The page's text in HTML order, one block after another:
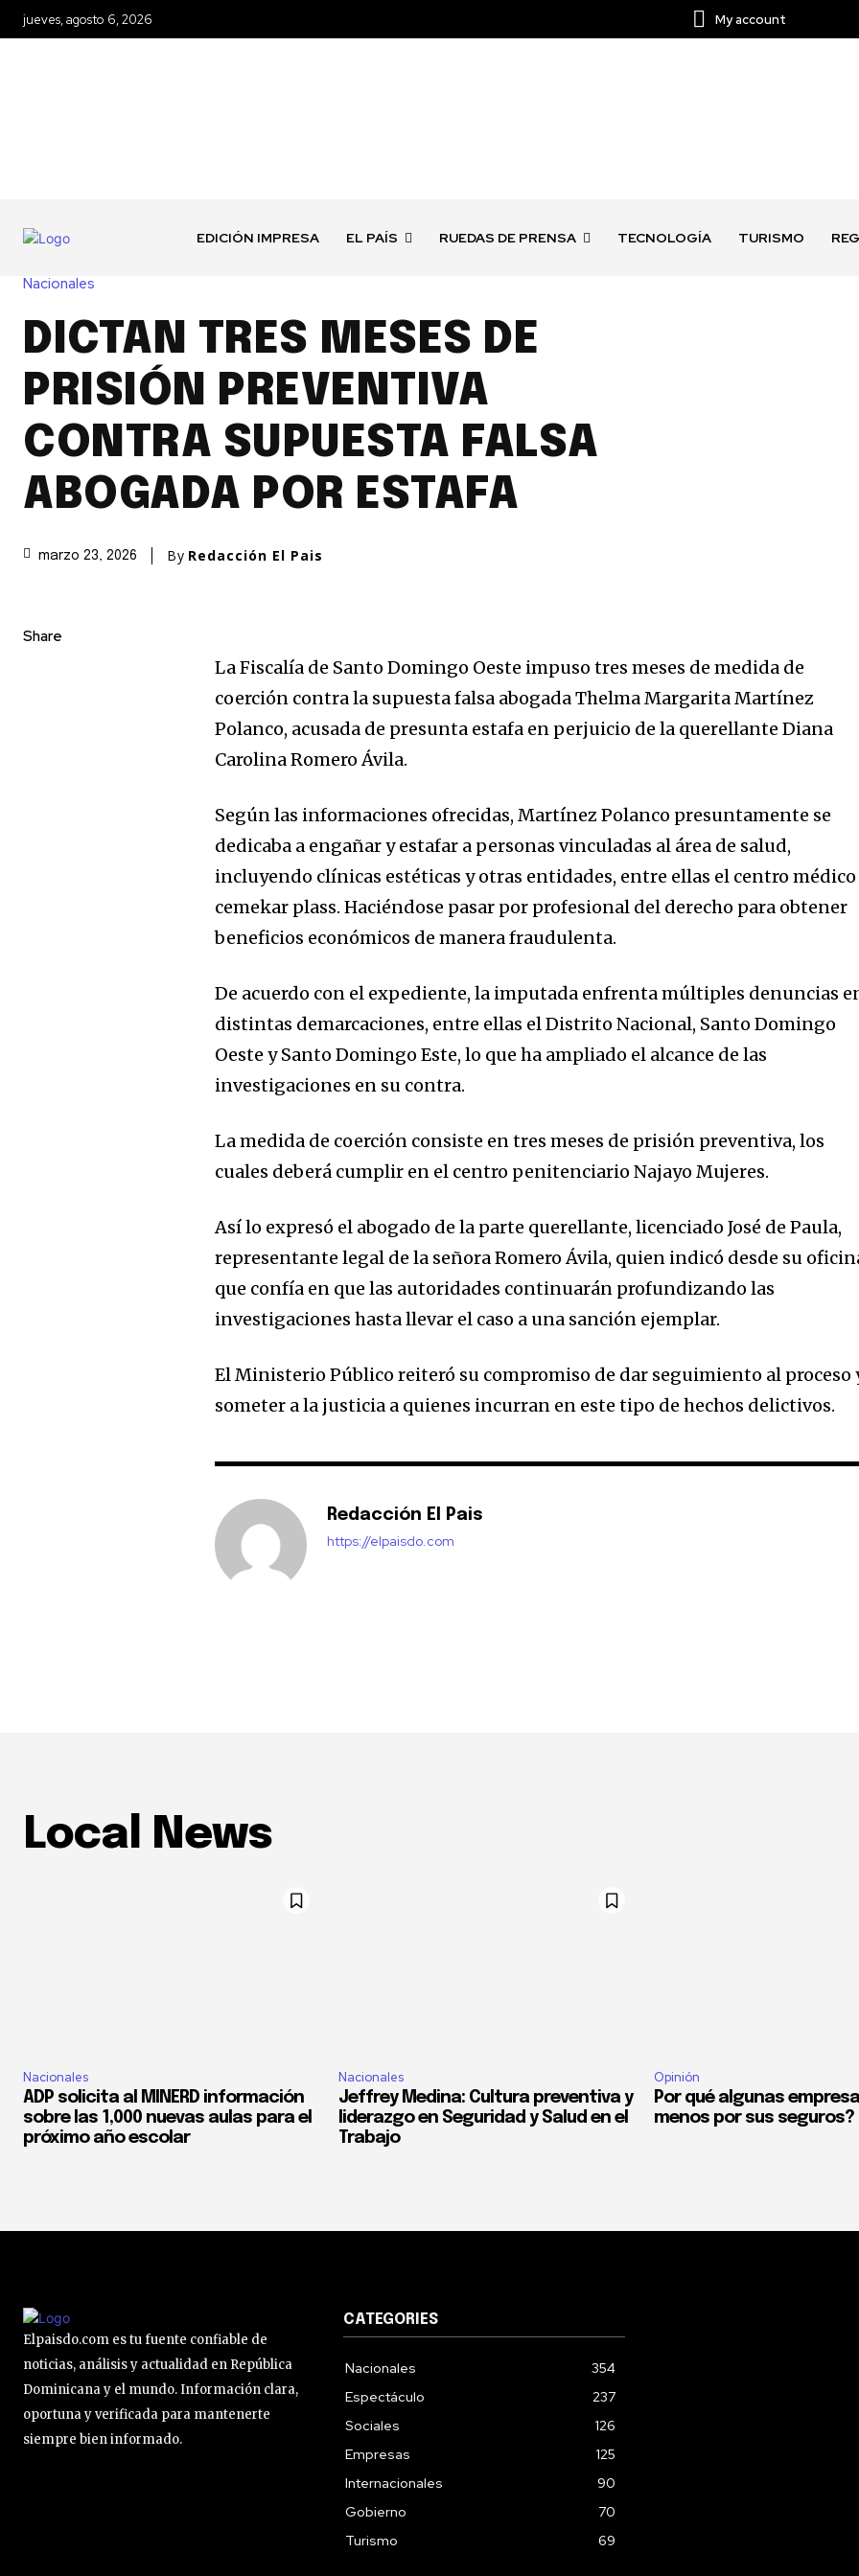
jueves, agosto 6, 2026 My account
EDICIÓN IMPRESA EL PAÍS RUEDAS DE PRENSA TECNOLOGÍA TURISMO
Nacionales
DICTAN TRES MESES DE
PRISIÓN PREVENTIVA
CONTRA SUPUESTA FALSA
ABOGADA POR ESTAFA
marzo 23, 2026 By Redacción El Pais
Share
La Fiscalía de Santo Domingo Oeste impuso tres meses de medida de
coerción contra la supuesta falsa abogada Thelma Margarita Martínez
Polanco, acusada de presunta estafa en perjuicio de la querellante Diana
Carolina Romero Ávila.
Según las informaciones ofrecidas, Martínez Polanco presuntamente se
dedicaba a engañar y estafar a personas vinculadas al área de salud,
incluyendo clínicas estéticas y otras entidades, entre ellas el centro médico
cemekar plass. Haciéndose pasar por profesional del derecho para obtener
beneficios económicos de manera fraudulenta.
De acuerdo con el expediente, la imputada enfrenta múltiples denuncias
distintas demarcaciones, entre ellas el Distrito Nacional, Santo Domingo
Oeste y Santo Domingo Este, lo que ha ampliado el alcance de las
investigaciones en su contra.
La medida de coerción consiste en tres meses de prisión preventiva, los
cuales deberá cumplir en el centro penitenciario Najayo Mujeres.
Así lo expresó el abogado de la parte querellante, licenciado José de Paula,
representante legal de la señora Romero Ávila, quien indicó desde su
que confía en que las autoridades continuarán profundizando las
investigaciones hasta llevar el caso a una sanción ejemplar.
El Ministerio Público reiteró su compromiso de dar seguimiento al proceso
someter a la justicia a quienes incurran en este tipo de hechos delictivos.
Redacción El Pais
https://elpaisdo.com
Local News
Nacionales
ADP solicita al MINERD información
sobre las 1,000 nuevas aulas para el
próximo año escolar
Nacionales
Jeffrey Medina: Cultura preventiva y
liderazgo en Seguridad y Salud en el
Trabajo
Opinión
Por qué algunas
menos por sus seguros?
Elpaisdo.com es tu fuente confiable de
noticias, análisis y actualidad en República
Dominicana y el mundo. Información clara,
oportuna y verificada para mantenerte
siempre bien informado.
CATEGORIES
Nacionales
354
Espectáculo
237
Sociales
126
Empresas
125
Internacionales
90
Gobierno
70
Turismo
69